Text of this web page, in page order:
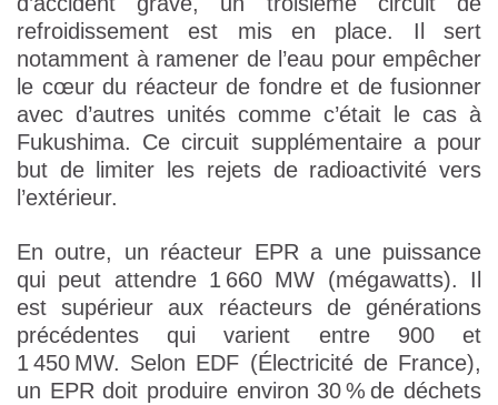
refroidissement est mis en place. Il sert
notamment à ramener de l’eau pour empêcher
le cœur du réacteur de fondre et de fusionner
avec d’autres unités comme c’était le cas à
Fukushima. Ce circuit supplémentaire a pour
but de limiter les rejets de radioactivité vers
l’extérieur.
En outre, un réacteur EPR a une puissance
qui peut attendre 1 660 MW (mégawatts). Il
est supérieur aux réacteurs de générations
précédentes qui varient entre 900 et
1 450 MW. Selon EDF (Électricité de France),
un EPR doit produire environ 30 % de déchets